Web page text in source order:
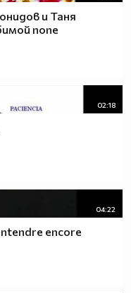
и Таня
попе
02:18
04:22
encore